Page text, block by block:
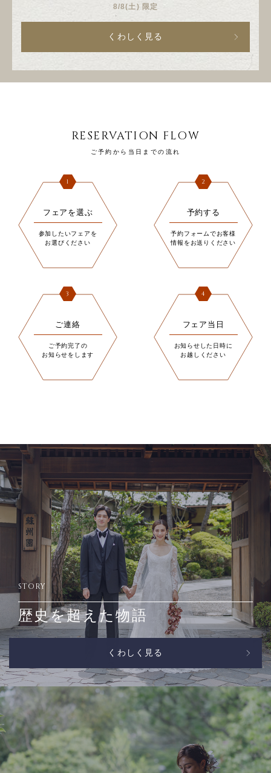
8/8(土) 限定
くわしく見る
RESERVATION FLOW
ご予約から当日までの流れ
1
フェアを選ぶ
参加したいフェアを
お選びください
2
予約する
予約フォームでお客様
情報をお送りください
3
ご連絡
ご予約完了の
お知らせをします
4
フェア当日
お知らせした日時に
お越しください
STORY
歴史を超えた物語
くわしく見る